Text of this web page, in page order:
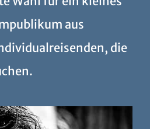
aus
die